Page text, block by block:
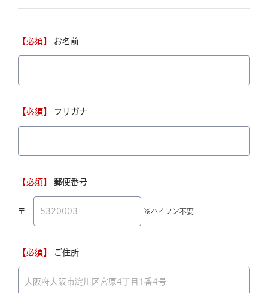
【必須】 お名前
【必須】 フリガナ
【必須】 郵便番号
〒 ※ハイフン不要
【必須】 ご住所